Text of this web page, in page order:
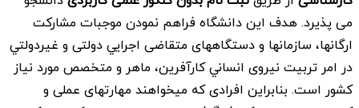
می پذیرد. هدف اين دانشگاه فراهم نمودن موجبات مشاركت
ارگانها، سازمانها و دستگاههای متقاضی اجرايي دولتی و غيردولتي
در امر تربيت نيروی انساني كارآفرين، ماهر و متخصص مورد نياز
كشور است. بنابراین افرادی که میخواهند مهارتهای عملی و